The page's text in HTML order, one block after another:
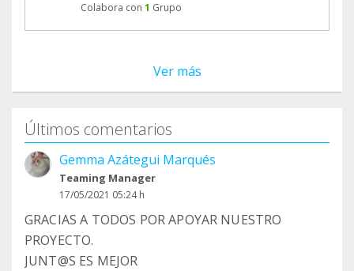
Colabora con 1 Grupo
Ver más
Últimos comentarios
Gemma Azátegui Marqués
Teaming Manager
17/05/2021 05:24 h
GRACIAS A TODOS POR APOYAR NUESTRO
PROYECTO.
JUNT@S ES MEJOR